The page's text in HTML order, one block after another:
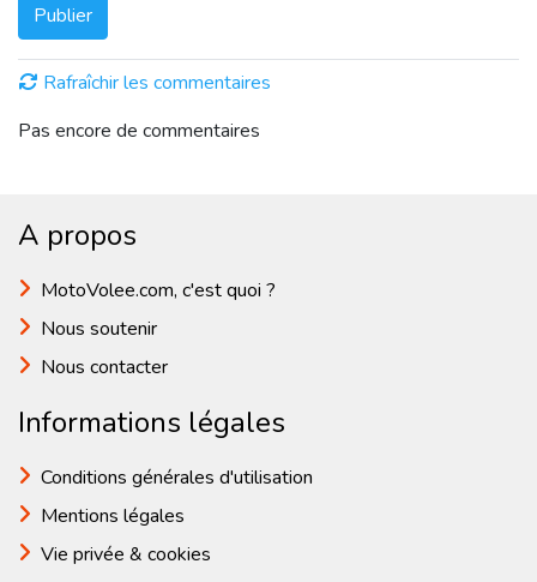
Publier
Rafraîchir les commentaires
Pas encore de commentaires
A propos
MotoVolee.com, c'est quoi ?
Nous soutenir
Nous contacter
Informations légales
Conditions générales d'utilisation
Mentions légales
Vie privée & cookies